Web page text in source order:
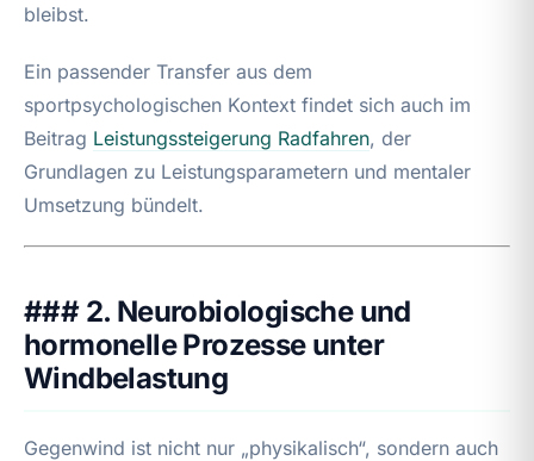
bleibst.
Ein passender Transfer aus dem
sportpsychologischen Kontext findet sich auch im
Beitrag Leistungssteigerung Radfahren, der
Grundlagen zu Leistungsparametern und mentaler
Umsetzung bündelt.
### 2. Neurobiologische und
hormonelle Prozesse unter
Windbelastung
Gegenwind ist nicht nur „physikalisch“, sondern auch